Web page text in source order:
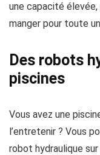
une capacité
manger pour toute
Des robots
piscines
Vous avez une
l’entretenir ? Vous
robot hydraulique